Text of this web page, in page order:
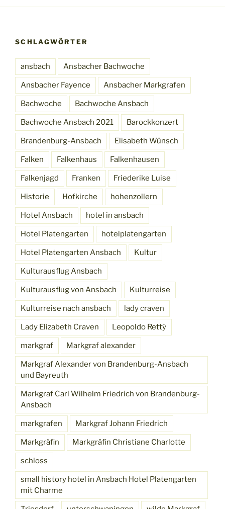
SCHLAGWÖRTER
ansbach Ansbacher Bachwoche
Ansbacher Fayence Ansbacher Markgrafen
Bachwoche Bachwoche Ansbach
Bachwoche Ansbach 2021 Barockkonzert
Brandenburg-Ansbach Elisabeth Wünsch
Falken Falkenhaus Falkenhausen
Falkenjagd Franken Friederike Luise
Historie Hofkirche hohenzollern
Hotel Ansbach hotel in ansbach
Hotel Platengarten hotelplatengarten
Hotel Platengarten Ansbach Kultur
Kulturausflug Ansbach
Kulturausflug von Ansbach Kulturreise
Kulturreise nach ansbach lady craven
Lady Elizabeth Craven Leopoldo Rettÿ
markgraf Markgraf alexander
Markgraf Alexander von Brandenburg-Ansbach
und Bayreuth
Markgraf Carl Wilhelm Friedrich von Brandenburg-
Ansbach
markgrafen Markgraf Johann Friedrich
Markgräfin Markgräfin Christiane Charlotte
schloss
small history hotel in Ansbach Hotel Platengarten
mit Charme